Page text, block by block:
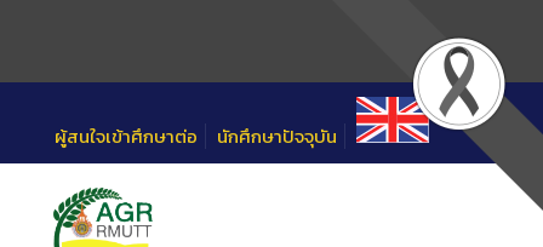
ผู้สนใจเข้าศึกษาต่อ นักศึกษาปัจจุบัน